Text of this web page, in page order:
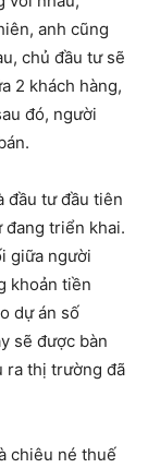
anh cũng
chủ đầu tư sẽ
2 khách hàng,
đó, người
đầu tư đầu tiên
đang triển khai.
giữa người
khoản tiền
dự án số
sẽ được bàn
ra thị trường đã
chiêu né thuế